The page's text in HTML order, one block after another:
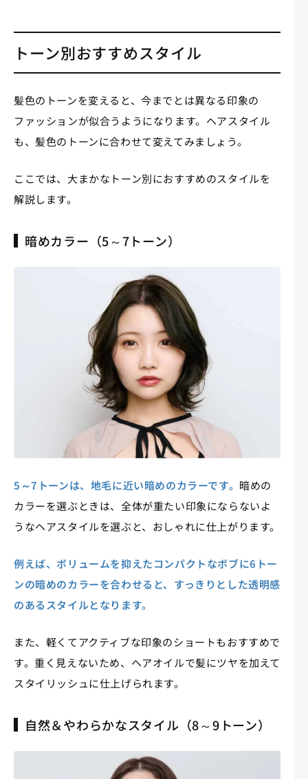
トーン別おすすめスタイル
髪色のトーンを変えると、今までとは異なる印象の
ファッションが似合うようになります。ヘアスタイル
も、髪色のトーンに合わせて変えてみましょう。
ここでは、大まかなトーン別におすすめのスタイルを
解説します。
暗めカラー（5～7トーン）
5～7トーンは、地毛に近い暗めのカラーです。 暗めの
カラーを選ぶときは、全体が重たい印象にならないよ
うなヘアスタイルを選ぶと、おしゃれに仕上がります。
例えば、ボリュームを抑えたコンパクトなボブに6トー
ンの暗めのカラーを合わせると、すっきりとした透明感
のあるスタイルとなります。
また、軽くてアクティブな印象のショートもおすすめで
す。重く見えないため、ヘアオイルで髪にツヤを加えて
スタイリッシュに仕上げられます。
自然＆やわらかなスタイル（8～9トーン）